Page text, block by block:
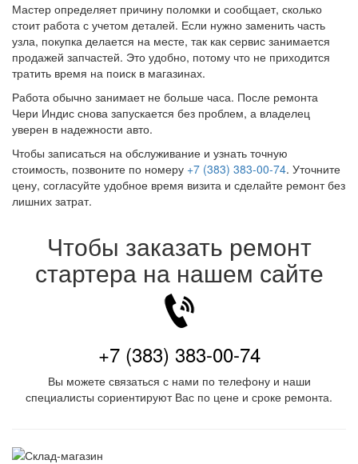
Мастер определяет причину поломки и сообщает, сколько
стоит работа с учетом деталей. Если нужно заменить часть
узла, покупка делается на месте, так как сервис занимается
продажей запчастей. Это удобно, потому что не приходится
тратить время на поиск в магазинах.
Работа обычно занимает не больше часа. После ремонта
Чери Индис снова запускается без проблем, а владелец
уверен в надежности авто.
Чтобы записаться на обслуживание и узнать точную
стоимость, позвоните по номеру +7 (383) 383-00-74. Уточните
цену, согласуйте удобное время визита и сделайте ремонт без
лишних затрат.
Чтобы заказать ремонт
стартера на нашем сайте
+7 (383) 383-00-74
Вы можете связаться с нами по телефону и наши
специалисты сориентируют Вас по цене и сроке ремонта.